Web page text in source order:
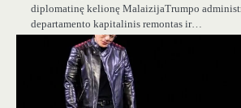
diplomatinę kelionę MalaizijaTrumpo
departamento kapitalinis remontas ir…